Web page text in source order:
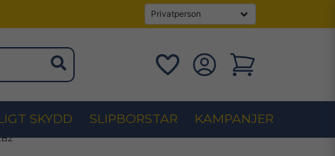
SKYDD SLIPBORSTAR KAMPANJER